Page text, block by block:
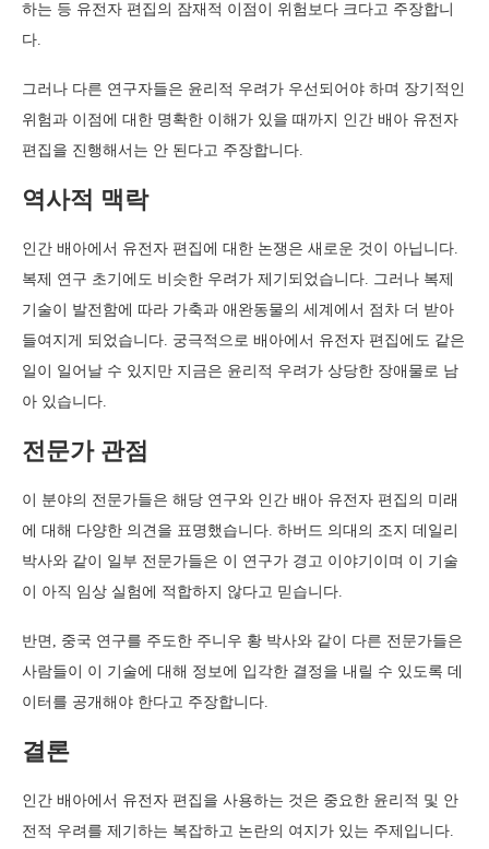
하는 등 유전자 편집의 잠재적 이점이 위험보다 크다고 주장합니
다.
그러나 다른 연구자들은 윤리적 우려가 우선되어야 하며 장기적인
위험과 이점에 대한 명확한 이해가 있을 때까지 인간 배아 유전자
편집을 진행해서는 안 된다고 주장합니다.
역사적 맥락
인간 배아에서 유전자 편집에 대한 논쟁은 새로운 것이 아닙니다.
복제 연구 초기에도 비슷한 우려가 제기되었습니다. 그러나 복제
기술이 발전함에 따라 가축과 애완동물의 세계에서 점차 더 받아
들여지게 되었습니다. 궁극적으로 배아에서 유전자 편집에도 같은
일이 일어날 수 있지만 지금은 윤리적 우려가 상당한 장애물로 남
아 있습니다.
전문가 관점
이 분야의 전문가들은 해당 연구와 인간 배아 유전자 편집의 미래
에 대해 다양한 의견을 표명했습니다. 하버드 의대의 조지 데일리
박사와 같이 일부 전문가들은 이 연구가 경고 이야기이며 이 기술
이 아직 임상 실험에 적합하지 않다고 믿습니다.
반면, 중국 연구를 주도한 주니우 황 박사와 같이 다른 전문가들은
사람들이 이 기술에 대해 정보에 입각한 결정을 내릴 수 있도록 데
이터를 공개해야 한다고 주장합니다.
결론
인간 배아에서 유전자 편집을 사용하는 것은 중요한 윤리적 및 안
전적 우려를 제기하는 복잡하고 논란의 여지가 있는 주제입니다.